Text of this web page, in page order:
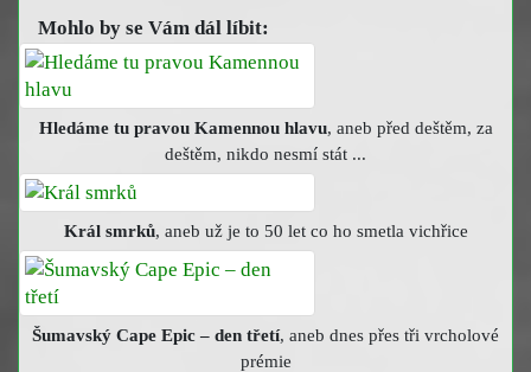
Mohlo by se Vám dál líbit:
Hledáme tu pravou Kamennou hlavu, aneb před deštěm, za
deštěm, nikdo nesmí stát ...
Král smrků, aneb už je to 50 let co ho smetla vichřice
Šumavský Cape Epic – den třetí, aneb dnes přes tři vrcholové
prémie